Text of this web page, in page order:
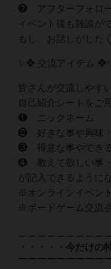
❼ アフターフォロ
イベント後も雑談が
もし、お話しがした
✨❖ 交流アイテム ❖✨
皆さんが交流しやす
自己紹介シートをご
❶ ニックネーム
❷ 好きな事や興味・
❸ 得意な事やできる
❹ 教えて欲しい事・
が記入できるように
※オンラインイベン
※ボードゲーム交流
・・・・・今だけの
￣￣￣￣￣￣￣￣￣